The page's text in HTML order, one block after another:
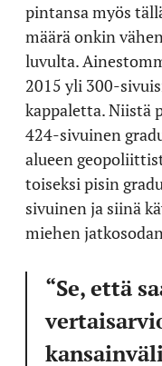
pintansa myös
määrä onkin
luvulta.
2015 yli 300-
kappaletta. Niistä
424-sivuinen
alueen
toiseksi pisin
sivuinen ja siinä
miehen
“Se, että